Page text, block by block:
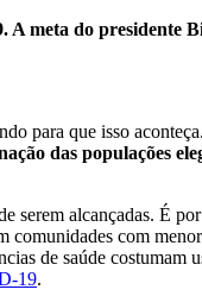
meta do presidente
para que isso aconteça.
das populações
serem alcançadas. É
com
de saúde costumam
19.